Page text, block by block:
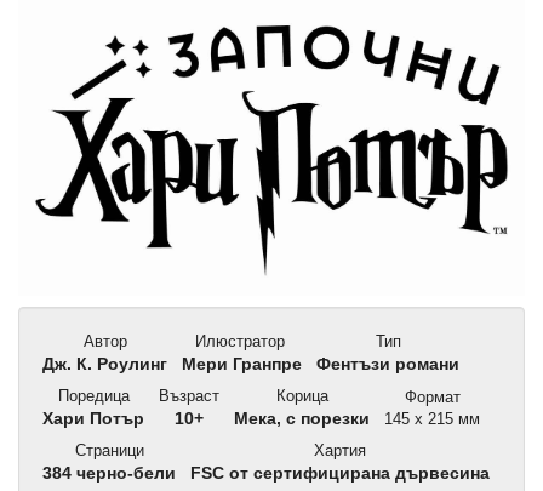
Автор
Дж. К. Роулинг
Илюстратор
Мери Гранпре
Тип
Фентъзи романи
Поредица
Хари Потър
Възраст
10+
Корица
Мека, с порезки
Формат
145 x 215 мм
Страници
384 черно-бели
Хартия
FSC от сертифицирана дървесина